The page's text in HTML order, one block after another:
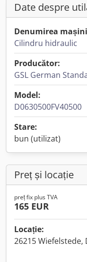
Date despre
Denumirea
Cilindru hidraulic
Producător:
GSL German
Model:
D0630500FV40500
Stare:
bun (utilizat)
Preț și locație
preț fix plus TVA
165 EUR
Locație:
26215 Wiefelstede,